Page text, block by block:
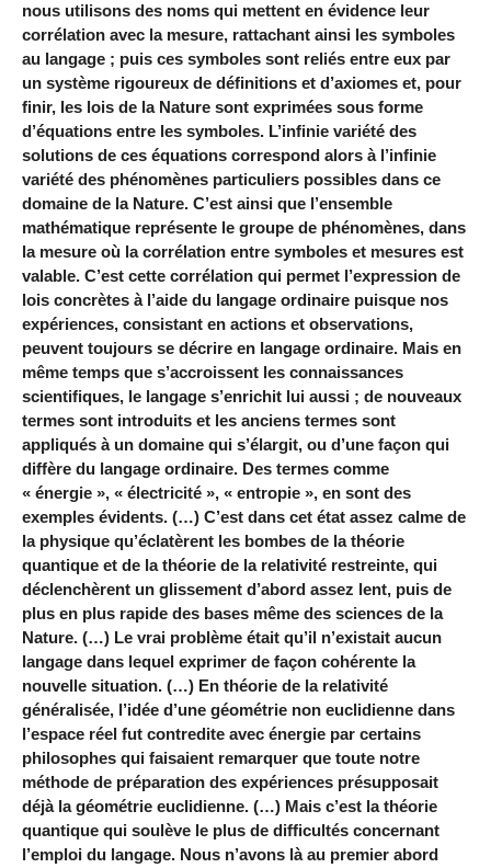
nous utilisons des noms qui mettent en évidence leur
corrélation avec la mesure, rattachant ainsi les symboles
au langage ; puis ces symboles sont reliés entre eux par
un système rigoureux de définitions et d’axiomes et, pour
finir, les lois de la Nature sont exprimées sous forme
d’équations entre les symboles. L’infinie variété des
solutions de ces équations correspond alors à l’infinie
variété des phénomènes particuliers possibles dans ce
domaine de la Nature. C’est ainsi que l’ensemble
mathématique représente le groupe de phénomènes, dans
la mesure où la corrélation entre symboles et mesures est
valable. C’est cette corrélation qui permet l’expression de
lois concrètes à l’aide du langage ordinaire puisque nos
expériences, consistant en actions et observations,
peuvent toujours se décrire en langage ordinaire. Mais en
même temps que s’accroissent les connaissances
scientifiques, le langage s’enrichit lui aussi ; de nouveaux
termes sont introduits et les anciens termes sont
appliqués à un domaine qui s’élargit, ou d’une façon qui
diffère du langage ordinaire. Des termes comme
« énergie », « électricité », « entropie », en sont des
exemples évidents. (…) C’est dans cet état assez calme de
la physique qu’éclatèrent les bombes de la théorie
quantique et de la théorie de la relativité restreinte, qui
déclenchèrent un glissement d’abord assez lent, puis de
plus en plus rapide des bases même des sciences de la
Nature. (…) Le vrai problème était qu’il n’existait aucun
langage dans lequel exprimer de façon cohérente la
nouvelle situation. (…) En théorie de la relativité
généralisée, l’idée d’une géométrie non euclidienne dans
l’espace réel fut contredite avec énergie par certains
philosophes qui faisaient remarquer que toute notre
méthode de préparation des expériences présupposait
déjà la géométrie euclidienne. (…) Mais c’est la théorie
quantique qui soulève le plus de difficultés concernant
l’emploi du langage. Nous n’avons là au premier abord